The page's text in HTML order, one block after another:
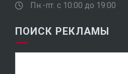
Пн.-пт. с 10:00 до 19:00
ПОИСК РЕКЛАМЫ